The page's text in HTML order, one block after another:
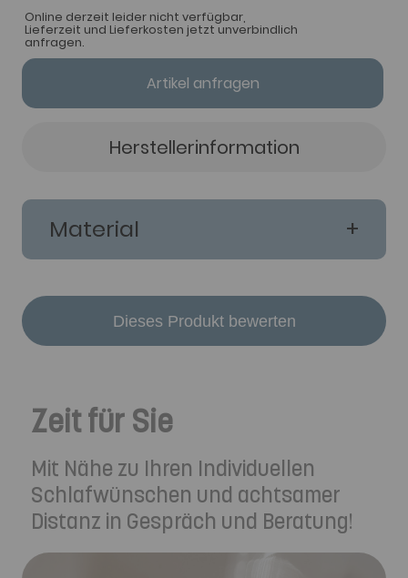
Online derzeit leider nicht verfügbar,
Lieferzeit und Lieferkosten jetzt unverbindlich
anfragen.
Artikel anfragen
Herstellerinformation
Material
Dieses Produkt bewerten
Zeit für Sie
Mit Nähe zu Ihren Individuellen
Schlafwünschen und achtsamer
Distanz in Gespräch und Beratung!